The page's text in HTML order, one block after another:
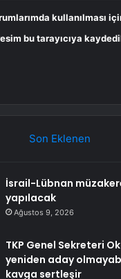
kullanılması
bu tarayıcıya
Son Eklenen
İsrail-Lübnan
yapılacak
Ağustos 9, 2026
TKP Genel Sekreteri
yeniden aday
kavga sertleşir